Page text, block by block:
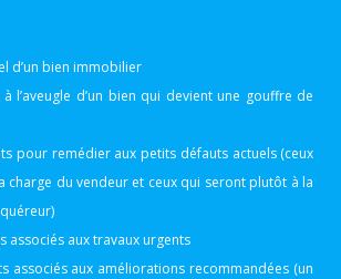
d’un bien immobilier
à l’aveugle d’un bien qui devient une gouffre de
pour remédier aux petits défauts actuels (ceux
charge du vendeur et ceux qui seront plutôt à la
associés aux travaux urgents
associés aux améliorations recommandées (un